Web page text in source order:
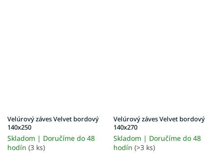
Velúrový záves Velvet bordový
140x250
Skladom | Doručíme do 48
hodín (3 ks)
Velúrový záves Velvet bordový
140x270
Skladom | Doručíme do 48
hodín (>3 ks)